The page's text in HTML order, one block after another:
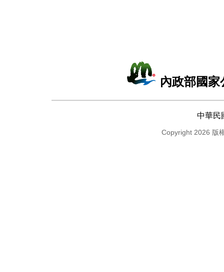
內政部國
中華民
Copyright 2026 版